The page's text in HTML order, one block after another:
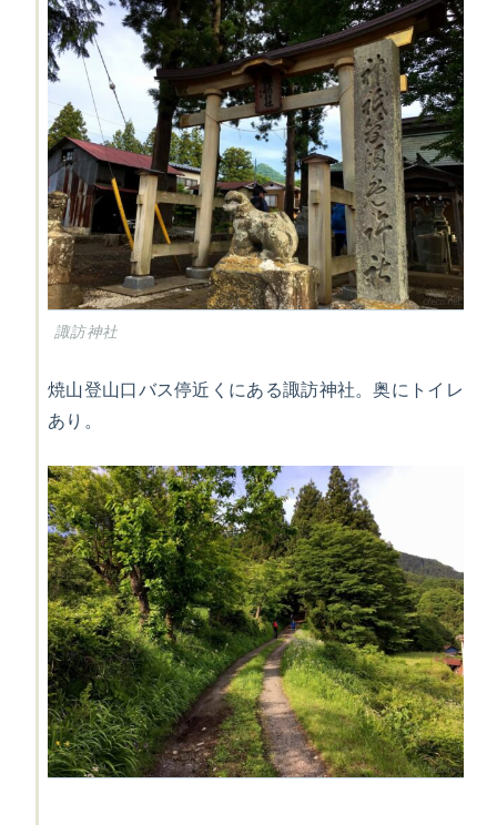
諏訪神社
焼山登山口バス停近くにある諏訪神社。奥にトイレ
あり。